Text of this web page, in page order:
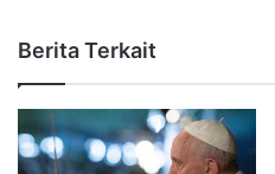
Berita Terkait